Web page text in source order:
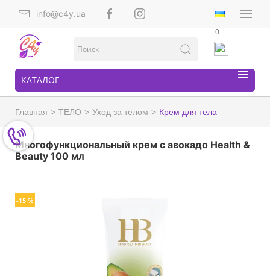
info@c4y.ua
0
КАТАЛОГ
Главная ТЕЛО Уход за телом Крем для тела
Многофункциональный крем с авокадо Health &
Beauty 100 мл
-15 %